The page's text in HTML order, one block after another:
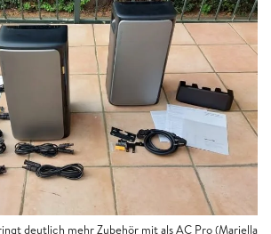
deutlich mehr Zubehör mit als AC Pro (Mariella